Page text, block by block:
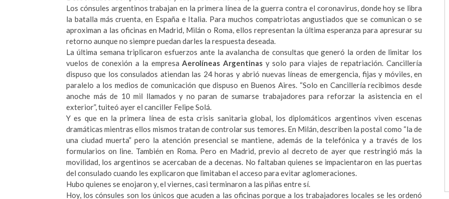
Los cónsules argentinos trabajan en la primera línea de la guerra contra el coronavirus, donde hoy se libra
la batalla más cruenta, en España e Italia. Para muchos compatriotas angustiados que se comunican o se
aproximan a las oficinas en Madrid, Milán o Roma, ellos representan la última esperanza para apresurar su
retorno aunque no siempre puedan darles la respuesta deseada.
La última semana triplicaron esfuerzos ante la avalancha de consultas que generó la orden de limitar los
vuelos de conexión a la empresaAerolíneas Argentinas y solo para viajes de repatriación. Cancillería
dispuso que los consulados atiendan las 24 horas y abrió nuevas líneas de emergencia, fijas y móviles, en
paralelo a los medios de comunicación que dispuso en Buenos Aires. “Solo en Cancillería recibimos desde
anoche más de 10 mil llamados y no paran de sumarse trabajadores para reforzar la asistencia en el
exterior”, tuiteó ayer el canciller Felipe Solá.
Y es que en la primera línea de esta crisis sanitaria global, los diplomáticos argentinos viven escenas
dramáticas mientras ellos mismos tratan de controlar sus temores. En Milán, describen la postal como “la de
una ciudad muerta” pero la atención presencial se mantiene, además de la telefónica y a través de los
formularios on line. También en Roma. Pero en Madrid, previo al decreto de ayer que restringió más la
movilidad, los argentinos se acercaban de a decenas. No faltaban quienes se impacientaron en las puertas
del consulado cuando les explicaron que limitaban el acceso para evitar aglomeraciones.
Hubo quienes se enojaron y, el viernes, casi terminaron a las piñas entre sí.
Hoy, los cónsules son los únicos que acuden a las oficinas porque a los trabajadores locales se les ordenó